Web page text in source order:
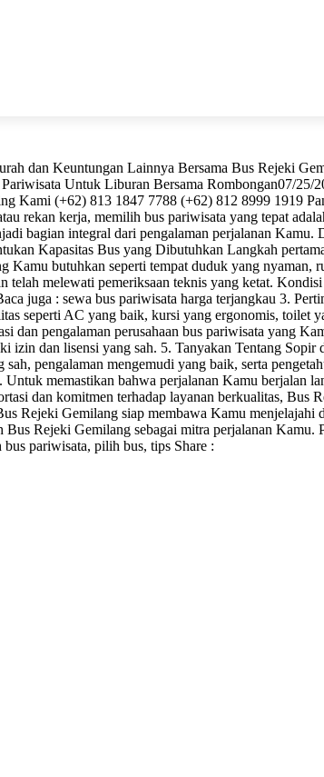
dan Keuntungan Lainnya Bersama Bus Rejeki
Untuk Liburan Bersama Rombongan07/25/
Kami (+62) 813 1847 7788 (+62) 812 8999 1919
rekan kerja, memilih bus pariwisata yang tepat
bagian integral dari pengalaman perjalanan
Kapasitas Bus yang Dibutuhkan Langkah
butuhkan seperti tempat duduk yang nyaman,
melewati pemeriksaan teknis yang ketat. Kondisi
juga : sewa bus pariwisata harga terjangkau 3.
seperti AC yang baik, kursi yang ergonomis, toilet
dan pengalaman perusahaan bus pariwisata yang
izin dan lisensi yang sah. 5. Tanyakan Tentang Sopir
pengalaman mengemudi yang baik, serta
memastikan bahwa perjalanan Kamu berjalan
dan komitmen terhadap layanan berkualitas, Bus
Rejeki Gemilang siap membawa Kamu menjelajahi
Rejeki Gemilang sebagai mitra perjalanan Kamu.
pariwisata, pilih bus, tips Share :